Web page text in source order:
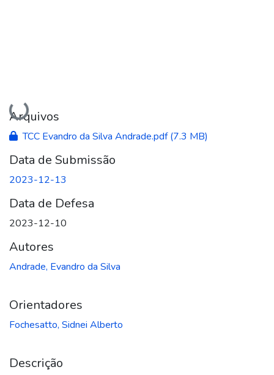
Carregando...
Arquivos
TCC Evandro da Silva Andrade.pdf(7.3 MB)
Data de Submissão
2023-12-13
Data de Defesa
2023-12-10
Autores
Andrade, Evandro da Silva
Orientadores
Fochesatto, Sidnei Alberto
Descrição